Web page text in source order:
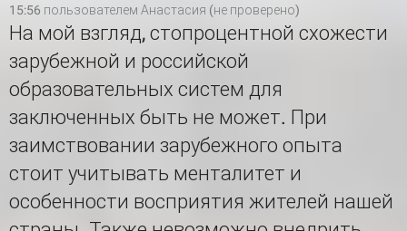
15:56 пользователем Анастасия (не проверено)
На мой взгляд, стопроцентной схожести
зарубежной и российской
образовательных систем для
заключенных быть не может. При
заимствовании зарубежного опыта
стоит учитывать менталитет и
особенности восприятия жителей нашей